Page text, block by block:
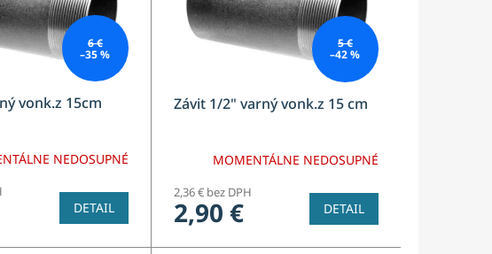
6 €
–35 %
vonk.z 15cm
NEDOSUPNÉ
DETAIL
5 €
–42 %
Závit 1/2" varný vonk.z 15 cm
MOMENTÁLNE NEDOSUPNÉ
2,36 € bez DPH
2,90 € DETAIL